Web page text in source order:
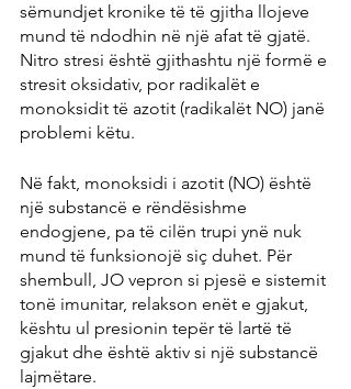
sëmundjet kronike të të gjitha llojeve
mund të ndodhin në një afat të gjatë.
Nitro stresi është gjithashtu një formë e
stresit oksidativ, por radikalët e
monoksidit të azotit (radikalët NO) janë
problemi këtu.
Në fakt, monoksidi i azotit (NO) është
një substancë e rëndësishme
endogjene, pa të cilën trupi ynë nuk
mund të funksionojë siç duhet. Për
shembull, JO vepron si pjesë e sistemit
tonë imunitar, relakson enët e gjakut,
kështu ul presionin tepër të lartë të
gjakut dhe është aktiv si një substancë
lajmëtare.